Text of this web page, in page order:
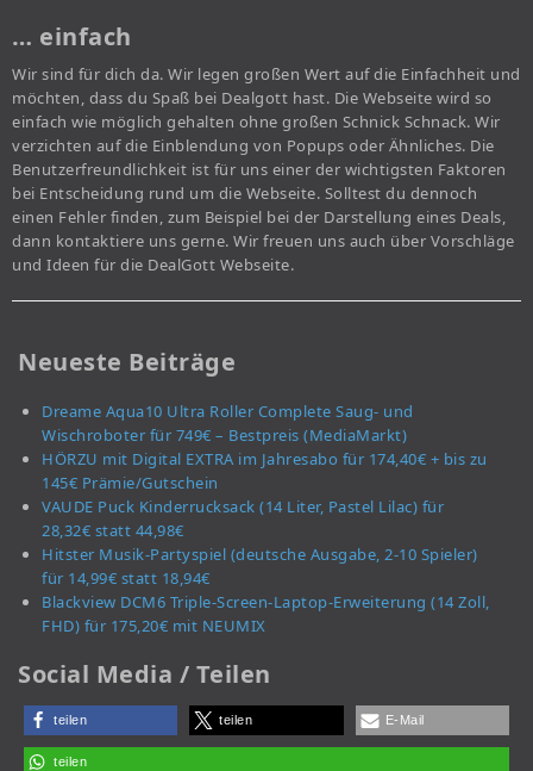
… einfach
Wir sind für dich da. Wir legen großen Wert auf die Einfachheit und
möchten, dass du Spaß bei Dealgott hast. Die Webseite wird so
einfach wie möglich gehalten ohne großen Schnick Schnack. Wir
verzichten auf die Einblendung von Popups oder Ähnliches. Die
Benutzerfreundlichkeit ist für uns einer der wichtigsten Faktoren
bei Entscheidung rund um die Webseite. Solltest du dennoch
einen Fehler finden, zum Beispiel bei der Darstellung eines Deals,
dann kontaktiere uns gerne. Wir freuen uns auch über Vorschläge
und Ideen für die DealGott Webseite.
Neueste Beiträge
Dreame Aqua10 Ultra Roller Complete Saug- und
Wischroboter für 749€ – Bestpreis (MediaMarkt)
HÖRZU mit Digital EXTRA im Jahresabo für 174,40€ + bis zu
145€ Prämie/Gutschein
VAUDE Puck Kinderrucksack (14 Liter, Pastel Lilac) für
28,32€ statt 44,98€
Hitster Musik-Partyspiel (deutsche Ausgabe, 2-10 Spieler)
für 14,99€ statt 18,94€
Blackview DCM6 Triple-Screen-Laptop-Erweiterung (14 Zoll,
FHD) für 175,20€ mit NEUMIX
Social Media / Teilen
teilen teilen E-Mail
teilen